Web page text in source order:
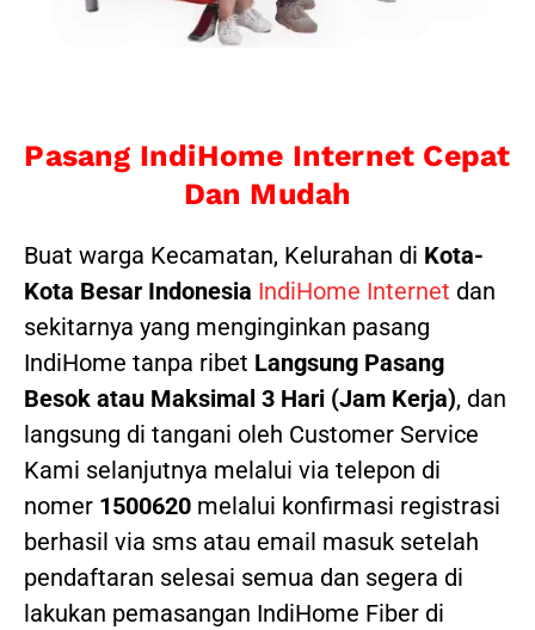
Pasang IndiHome Internet Cepat
Dan Mudah
Buat warga Kecamatan, Kelurahan di Kota-
Kota Besar Indonesia IndiHome Internet dan
sekitarnya yang menginginkan pasang
IndiHome tanpa ribet Langsung Pasang
Besok atau Maksimal 3 Hari (Jam Kerja), dan
langsung di tangani oleh Customer Service
Kami selanjutnya melalui via telepon di
nomer 1500620 melalui konfirmasi registrasi
berhasil via sms atau email masuk setelah
pendaftaran selesai semua dan segera di
lakukan pemasangan IndiHome Fiber di